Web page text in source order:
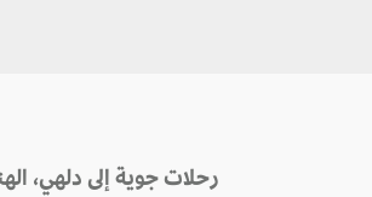
رحلات جوية إلى دلهي، الهند